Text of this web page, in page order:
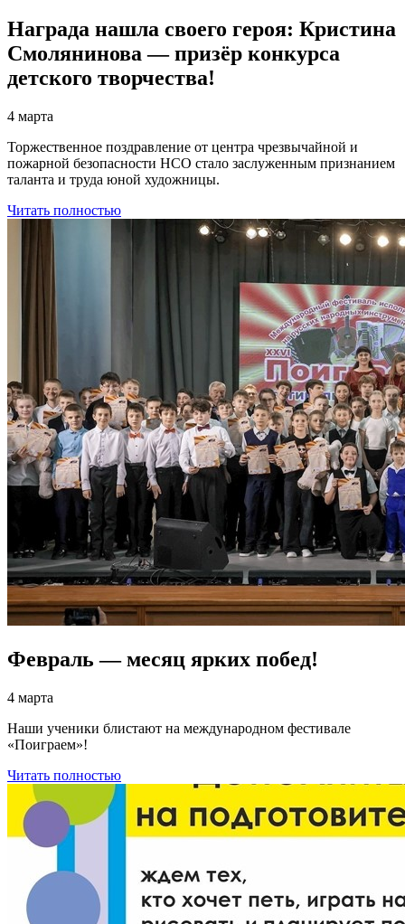
Награда нашла своего героя: Кристина
Смолянинова — призёр конкурса
детского творчества!
4 марта
Торжественное поздравление от центра чрезвычайной и
пожарной безопасности НСО стало заслуженным признанием
таланта и труда юной художницы.
Читать полностью
Февраль — месяц ярких побед!
4 марта
Наши ученики блистают на международном фестивале
«Поиграем»!
Читать полностью